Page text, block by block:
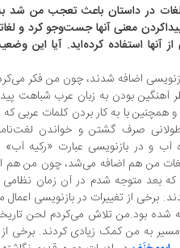
در داستان باعث تعجب من شد
معنی آنها جست‌وجو کرد و
آنها استفاده کرده‌اید. آیا این
اضافه شدند، چون من فکر
آهنگین بودن به زبان عرب شباهت
همچنین با به کار بردن کلمات عربی که
طولانی صرف گشتن و خواندن
آب و در بازنویسی عبارت «رکیه آب»
من هم اضافه می‌شد، چون من هم
که بعد متوجه شدم در آن زمان
برخی از تغییرات در بازنویسی
شده بود.من تلاش می‌کردم لحن
به من کمک زیادی کردند. برخی از